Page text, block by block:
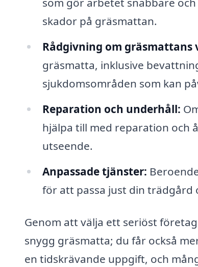
skador på gräsmattan.
Rådgivning om gräsmattans
gräsmatta, inklusive
sjukdomsområden som kan
Reparation och underhåll:
hjälpa till med reparation och
utseende.
Anpassade tjänster:
för att passa just din trädgård
Genom att välja ett seriöst
snygg gräsmatta; du får också
en tidskrävande uppgift, och